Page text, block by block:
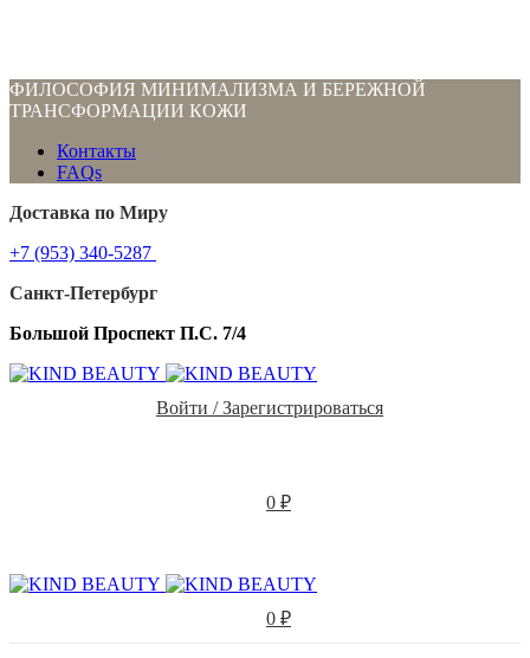
ФИЛОСОФИЯ МИНИМАЛИЗМА И БЕРЕЖНОЙ
ТРАНСФОРМАЦИИ КОЖИ
Контакты
FAQs
Доставка по Миру
+7 (953) 340-5287
Санкт-Петербург
Большой Проспект П.С. 7/4
Войти / Зарегистрироваться
0 ₽
0 ₽